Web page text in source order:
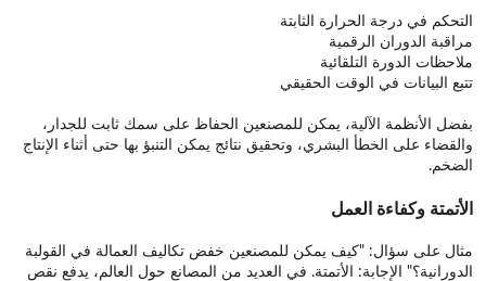
التحكم في درجة الحرارة الثابتة
مراقبة الدوران الرقمية
ملاحظات الدورة التلقائية
تتبع البيانات في الوقت الحقيقي
بفضل الأنظمة الآلية، يمكن للمصنعين الحفاظ على سمك ثابت للجدار،
والقضاء على الخطأ البشري، وتحقيق نتائج يمكن التنبؤ بها حتى أثناء الإنتاج
الضخم.
الأتمتة وكفاءة العمل
مثال على سؤال: "كيف يمكن للمصنعين خفض تكاليف العمالة في القولبة
الدورانية؟" الإجابة: الأتمتة. في العديد من المصانع حول العالم، يدفع نقص